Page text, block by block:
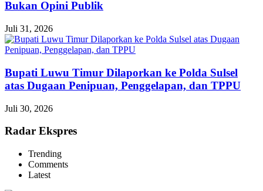
Bukan Opini Publik
Juli 31, 2026
Bupati Luwu Timur Dilaporkan ke Polda Sulsel
atas Dugaan Penipuan, Penggelapan, dan TPPU
Juli 30, 2026
Radar Ekspres
Trending
Comments
Latest